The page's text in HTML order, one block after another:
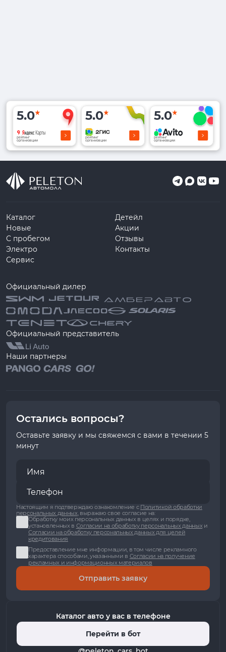
5.0
рейтинг
организации
5.0
рейтинг
организации
5.0
рейтинг
организации
Каталог
Новые
С пробегом
Электро
Сервис
Детейл
Акции
Отзывы
Контакты
Официальный дилер
Официальный представитель
Наши партнеры
Остались вопросы?
Оставьте заявку и мы свяжемся с вами в течении 5
минут
Настоящим я подтверждаю ознакомление с Политикой обработки
персональных данных, выражаю свое согласие на:
Обработку моих персональных данных в целях и порядке,
установленных в Согласии на обработку персональных данныхи
Согласии на обработку персональных данных для целей
кредитования
Предоставление мне информации, в том числе рекламного
характера способами, указанными в Согласии на получение
рекламных и информационных материалов
Отправить заявку
Каталог авто у вас в телефоне
Перейти в бот